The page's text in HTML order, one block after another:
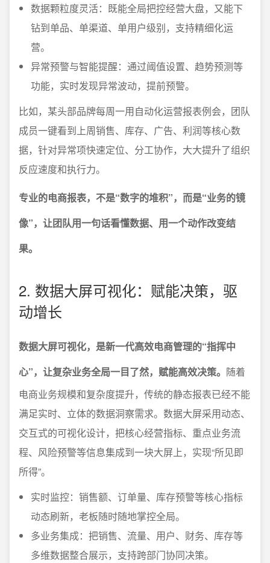
数据颗粒度灵活：既能全局把控经营大盘，又能下
钻到单品、单渠道、单用户级别，支持精细化运
营。
异常预警与智能提醒：通过阈值设置、趋势预测等
功能，实时发现异常波动，提前预警。
比如，某头部品牌每周一用自动化运营报表例会，团队
成员一键看到上周销售、库存、广告、利润等核心数
据，针对异常项快速定位、分工协作，大大提升了组织
反应速度和执行力。
专业的电商报表，不是“数字的堆积”，而是“业务的镜
像”，让团队用一句话看懂数据、用一个动作改变结
果。
2. 数据大屏可视化：赋能决策，驱
动增长
数据大屏可视化，是新一代高效电商管理的“指挥中
心”，让复杂业务全局一目了然，赋能高效决策。 随着
电商业务规模和复杂度提升，传统的静态报表已经不能
满足实时、立体的数据洞察需求。数据大屏采用动态、
交互式的可视化设计，把核心经营指标、重点业务流
程、风险预警等信息集成到一块大屏上，实现“所见即
所得”。
实时监控：销售额、订单量、库存预警等核心指标
动态刷新，老板随时随地掌控全局。
多业务集成：把销售、流量、用户、财务、库存等
多维数据整合展示，支持跨部门协同决策。